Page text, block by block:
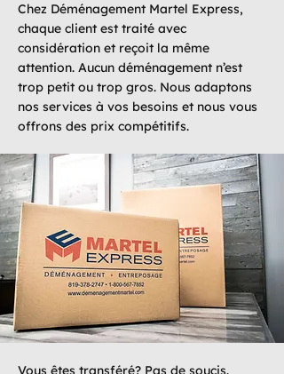
Chez Déménagement Martel Express,
chaque client est traité avec
considération et reçoit la même
attention. Aucun déménagement n’est
trop petit ou trop gros. Nous adaptons
nos services à vos besoins et nous vous
offrons des prix compétitifs.
Vous êtes transféré? Pas de soucis.